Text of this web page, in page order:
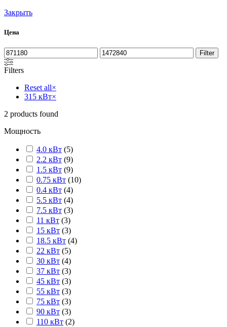
Закрыть
Цена
Filter
Filters
Reset all×
315 кВт×
2 products found
Мощность
4.0 кВт (5)
2.2 кВт (9)
1.5 кВт (9)
0.75 кВт (10)
0.4 кВт (4)
5.5 кВт (4)
7.5 кВт (3)
11 кВт (3)
15 кВт (3)
18.5 кВт (4)
22 кВт (5)
30 кВт (4)
37 кВт (3)
45 кВт (3)
55 кВт (3)
75 кВт (3)
90 кВт (3)
110 кВт (2)